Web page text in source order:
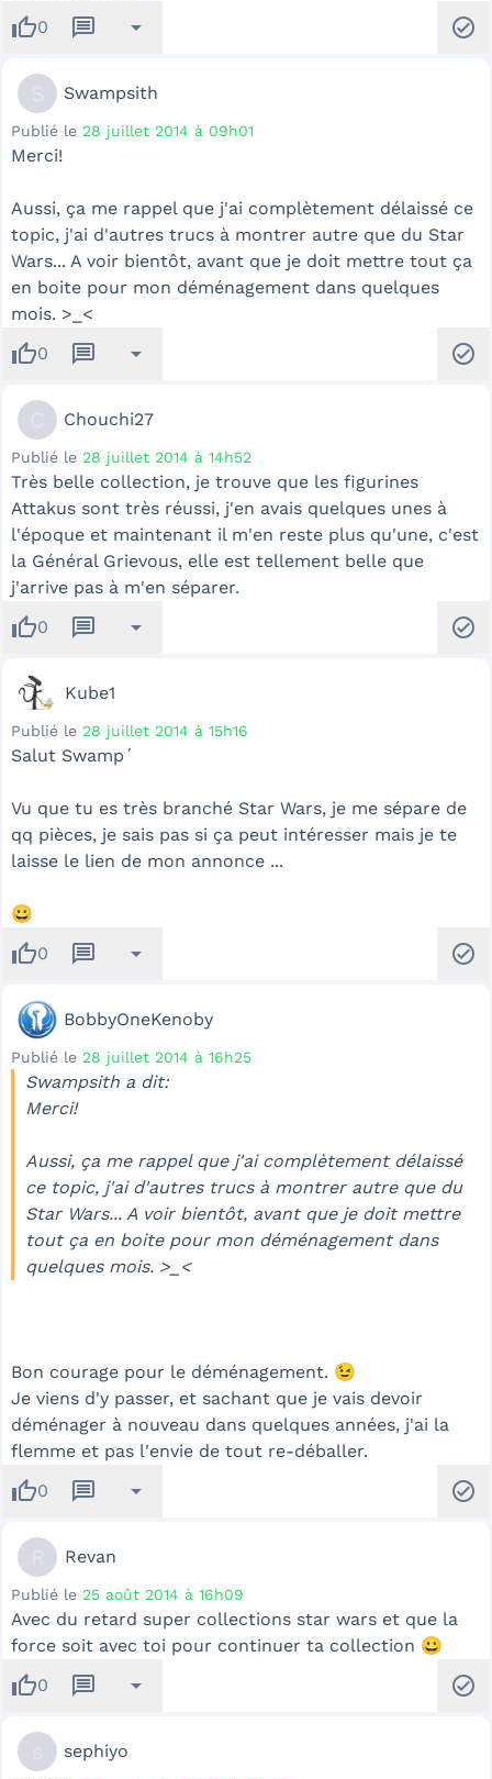
thumb_up0 message arrow_drop_down check_circle
Swampsith
Publié le 28 juillet 2014 à 09h01
Merci!
Aussi, ça me rappel que j'ai complètement délaissé ce
topic, j'ai d'autres trucs à montrer autre que du Star
Wars... A voir bientôt, avant que je doit mettre tout ça
en boite pour mon déménagement dans quelques
mois. >_<
thumb_up0 message arrow_drop_down check_circle
Chouchi27
Publié le 28 juillet 2014 à 14h52
Très belle collection, je trouve que les figurines
Attakus sont très réussi, j'en avais quelques unes à
l'époque et maintenant il m'en reste plus qu'une, c'est
la Général Grievous, elle est tellement belle que
j'arrive pas à m'en séparer.
thumb_up0 message arrow_drop_down check_circle
Kube1
Publié le 28 juillet 2014 à 15h16
Salut Swamp´
Vu que tu es très branché Star Wars, je me sépare de
qq pièces, je sais pas si ça peut intéresser mais je te
laisse le lien de mon annonce ...
😀
thumb_up0 message arrow_drop_down check_circle
BobbyOneKenoby
Publié le 28 juillet 2014 à 16h25
Swampsith a dit:
Merci!
Aussi, ça me rappel que j'ai complètement délaissé
ce topic, j'ai d'autres trucs à montrer autre que du
Star Wars... A voir bientôt, avant que je doit mettre
tout ça en boite pour mon déménagement dans
quelques mois. >_<
Bon courage pour le déménagement. 😉
Je viens d'y passer, et sachant que je vais devoir
déménager à nouveau dans quelques années, j'ai la
flemme et pas l'envie de tout re-déballer.
thumb_up0 message arrow_drop_down check_circle
Revan
Publié le 25 août 2014 à 16h09
Avec du retard super collections star wars et que la
force soit avec toi pour continuer ta collection 😀
thumb_up0 message arrow_drop_down check_circle
sephiyo